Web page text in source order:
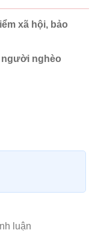
xã hội, bảo
người nghèo